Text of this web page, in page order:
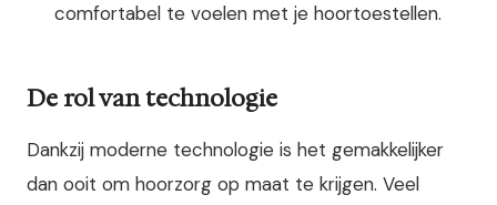
comfortabel te voelen met je hoortoestellen.
De rol van technologie
Dankzij moderne technologie is het gemakkelijker
dan ooit om hoorzorg op maat te krijgen. Veel